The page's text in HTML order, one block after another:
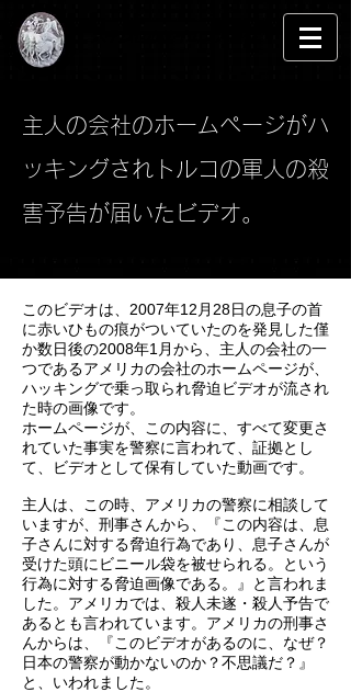
主人の会社のホームページがハ
ッキングされトルコの軍人の殺
害予告が届いたビデオ。
このビデオは、2007年12月28日の息子の首
に赤いひもの痕がついていたのを発見した僅
か数日後の2008年1月から、主人の会社の一
つであるアメリカの会社のホームページが、
ハッキングで乗っ取られ脅迫ビデオが流され
た時の画像です。
ホームページが、この内容に、すべて変更さ
れていた事実を警察に言われて、証拠とし
て、ビデオとして保有していた動画です。
主人は、この時、アメリカの警察に相談して
いますが、刑事さんから、『この内容は、息
子さんに対する脅迫行為であり、息子さんが
受けた頭にビニール袋を被せられる。という
行為に対する脅迫画像である。』と言われま
した。アメリカでは、殺人未遂・殺人予告で
あるとも言われています。アメリカの刑事さ
んからは、『このビデオがあるのに、なぜ？
日本の警察が動かないのか？不思議だ？』
と、いわれました。